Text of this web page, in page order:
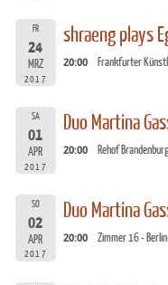
FR
24
MRZ
2017
shraeng plays
20:00 Frankfurter
SA
01
APR
2017
Duo Martina
20:00 Rehof
SO
02
APR
2017
Duo Martina
20:00 Zimmer 16 -